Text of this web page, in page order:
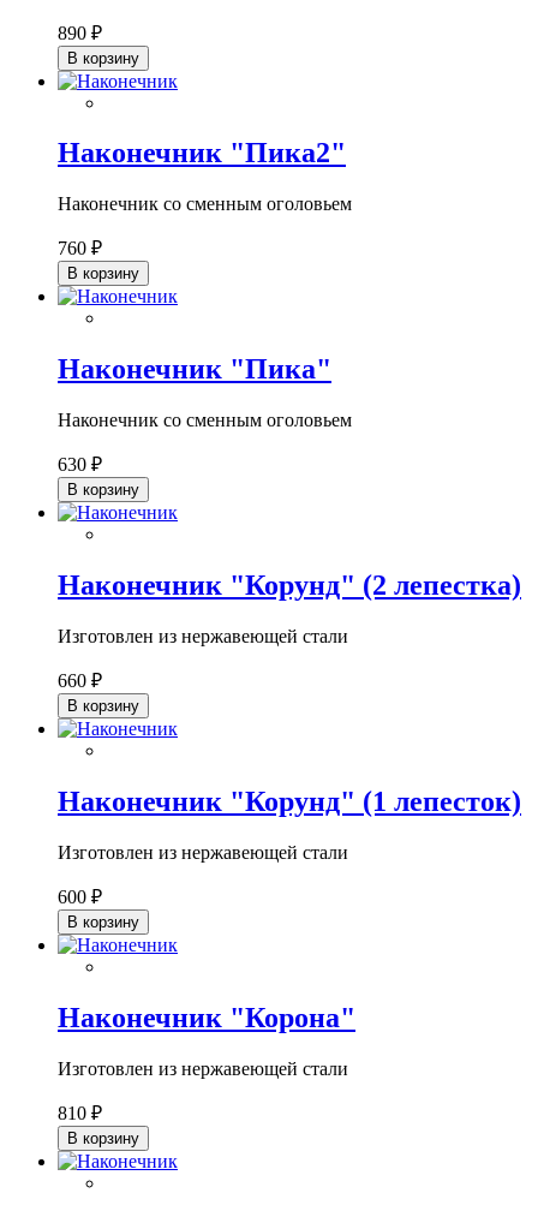
890 ₽
В корзину
Наконечник "Пика2"
Наконечник со сменным оголовьем
760 ₽
В корзину
Наконечник "Пика"
Наконечник со сменным оголовьем
630 ₽
В корзину
Наконечник "Корунд" (2 лепестка)
Изготовлен из нержавеющей стали
660 ₽
В корзину
Наконечник "Корунд" (1 лепесток)
Изготовлен из нержавеющей стали
600 ₽
В корзину
Наконечник "Корона"
Изготовлен из нержавеющей стали
810 ₽
В корзину